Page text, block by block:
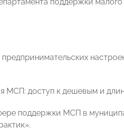
МСП: доступ к дешевым и
поддержки МСП в